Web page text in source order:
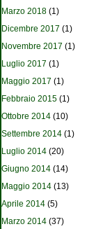
Marzo 2018 (1)
Dicembre 2017 (1)
Novembre 2017 (1)
Luglio 2017 (1)
Maggio 2017 (1)
Febbraio 2015 (1)
Ottobre 2014 (10)
Settembre 2014 (1)
Luglio 2014 (20)
Giugno 2014 (14)
Maggio 2014 (13)
Aprile 2014 (5)
Marzo 2014 (37)